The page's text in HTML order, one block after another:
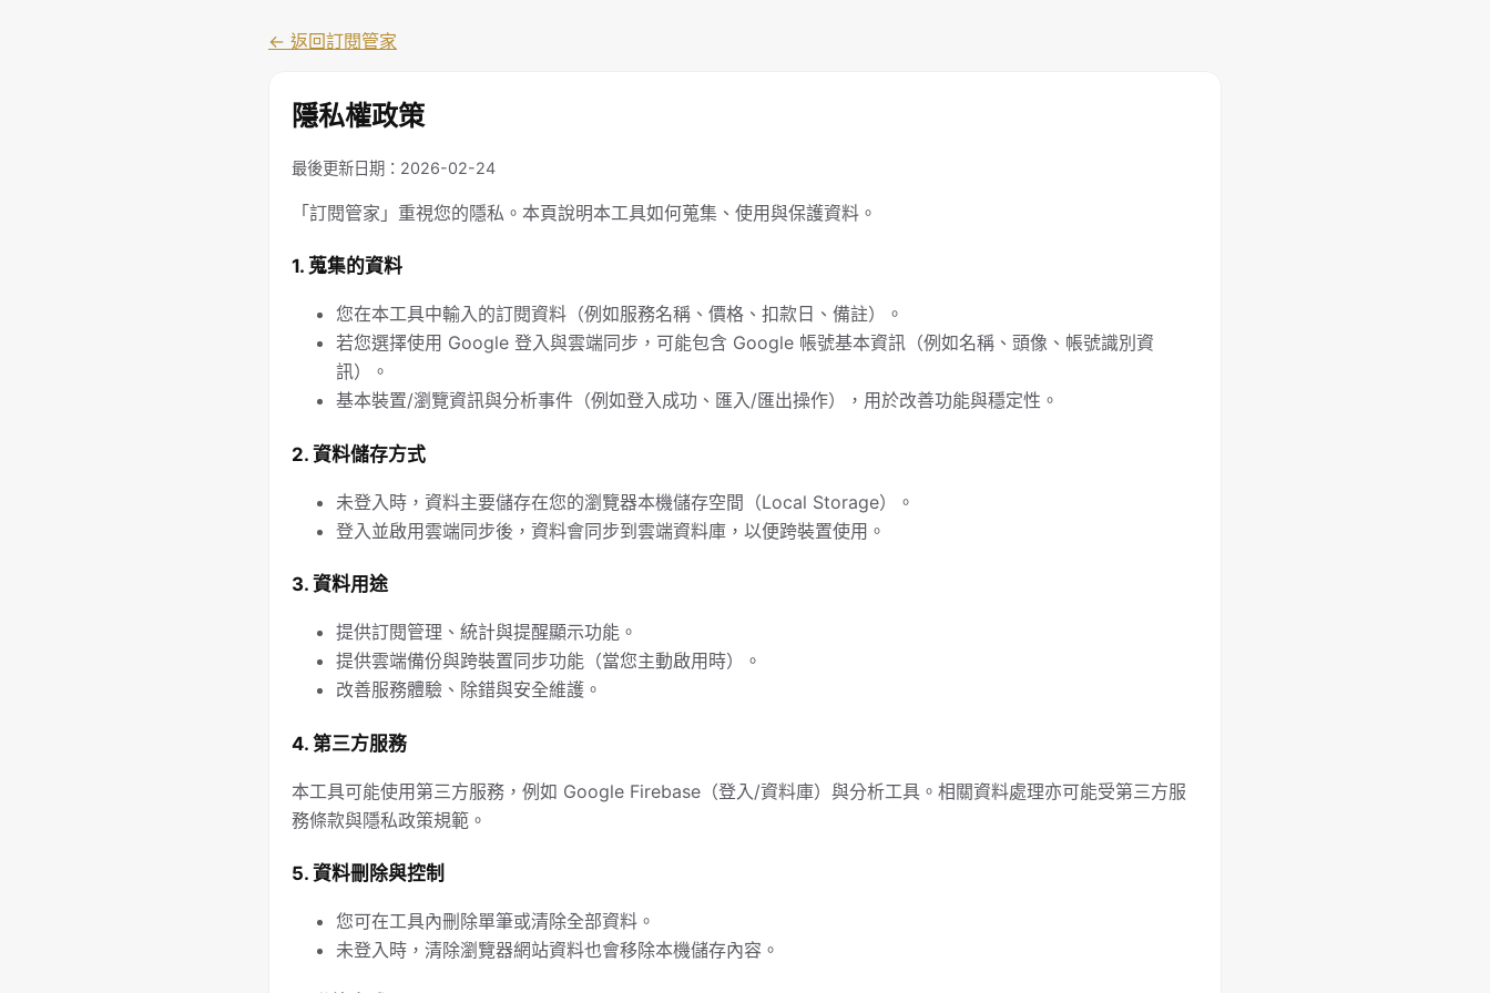
← 返回訂閱管家
隱私權政策
最後更新日期：2026-02-24
「訂閱管家」重視您的隱私。本頁說明本工具如何蒐集、使用與保護資料。
1. 蒐集的資料
您在本工具中輸入的訂閱資料（例如服務名稱、價格、扣款日、備註）。
若您選擇使用 Google 登入與雲端同步，可能包含 Google 帳號基本資訊（例如名稱、頭像、帳號識別資
訊）。
基本裝置/瀏覽資訊與分析事件（例如登入成功、匯入/匯出操作），用於改善功能與穩定性。
2. 資料儲存方式
未登入時，資料主要儲存在您的瀏覽器本機儲存空間（Local Storage）。
登入並啟用雲端同步後，資料會同步到雲端資料庫，以便跨裝置使用。
3. 資料用途
提供訂閱管理、統計與提醒顯示功能。
提供雲端備份與跨裝置同步功能（當您主動啟用時）。
改善服務體驗、除錯與安全維護。
4. 第三方服務
本工具可能使用第三方服務，例如 Google Firebase（登入/資料庫）與分析工具。相關資料處理亦可能受第三方服
務條款與隱私政策規範。
5. 資料刪除與控制
您可在工具內刪除單筆或清除全部資料。
未登入時，清除瀏覽器網站資料也會移除本機儲存內容。